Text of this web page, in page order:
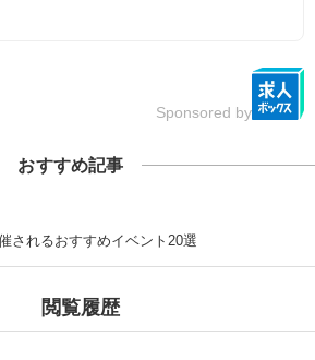
Sponsored by
おすすめ記事
されるおすすめイベント20選
閲覧履歴